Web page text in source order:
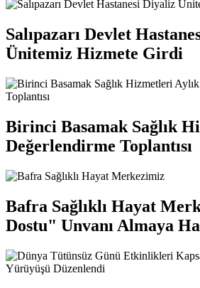
Salıpazarı Devlet
Ünitemiz Hizmete Girdi
Birinci Basamak Sağlık
Değerlendirme Toplantısı
Bafra Sağlıklı Hayat
Dostu" Unvanı Almaya